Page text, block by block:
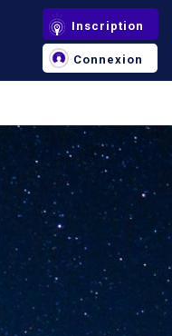
Inscription
Connexion